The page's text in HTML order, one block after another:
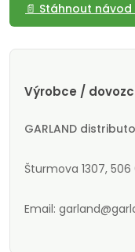
📄 Stáhnout návod
Výrobce /
GARLAND
Šturmova 1307,
Email: